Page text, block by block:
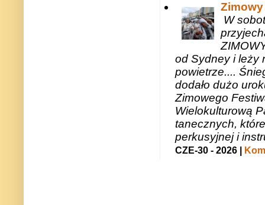
W
od Sydney i leży
powietrze....
dodało dużo
Zimowego
Wielokulturową
tanecznych,
perkusyjnej i
CZE-30 - 2026 |